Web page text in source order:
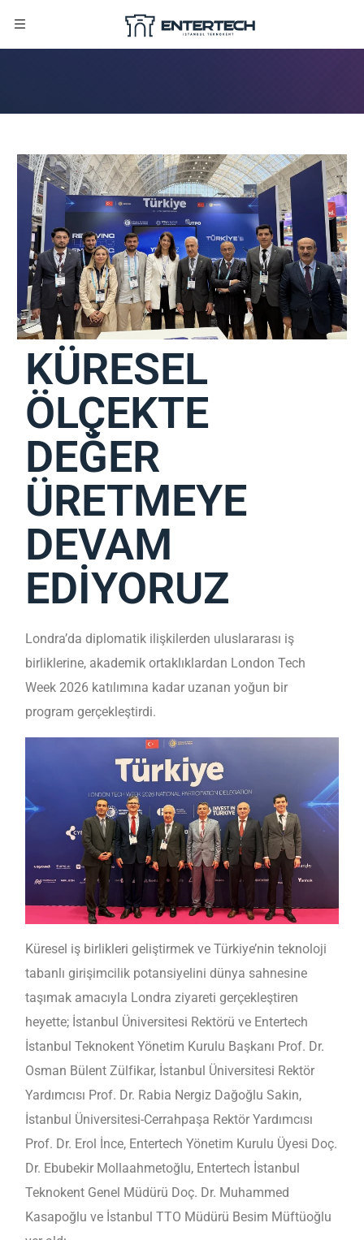
KÜRESEL
ÖLÇEKTE
DEĞER
ÜRETMEYE
DEVAM
EDİYORUZ
Londra’da diplomatik ilişkilerden uluslararası iş
birliklerine, akademik ortaklıklardan London Tech
Week 2026 katılımına kadar uzanan yoğun bir
program gerçekleştirdi.
Küresel iş birlikleri geliştirmek ve Türkiye’nin teknoloji
tabanlı girişimcilik potansiyelini dünya sahnesine
taşımak amacıyla Londra ziyareti gerçekleştiren
heyette; İstanbul Üniversitesi Rektörü ve Entertech
İstanbul Teknokent Yönetim Kurulu Başkanı Prof. Dr.
Osman Bülent Zülfikar, İstanbul Üniversitesi Rektör
Yardımcısı Prof. Dr. Rabia Nergiz Dağoğlu Sakin,
İstanbul Üniversitesi-Cerrahpaşa Rektör Yardımcısı
Prof. Dr. Erol İnce, Entertech Yönetim Kurulu Üyesi Doç.
Dr. Ebubekir Mollaahmetoğlu, Entertech İstanbul
Teknokent Genel Müdürü Doç. Dr. Muhammed
Kasapoğlu ve İstanbul TTO Müdürü Besim Müftüoğlu